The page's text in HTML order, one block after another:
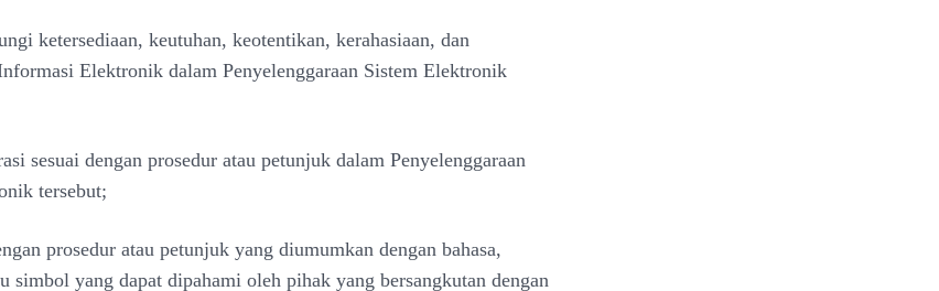
ketersediaan, keutuhan, keotentikan, kerahasiaan, dan
Elektronik dalam Penyelenggaraan Sistem Elektronik
sesuai dengan prosedur atau petunjuk dalam Penyelenggaraan
tersebut;
prosedur atau petunjuk yang diumumkan dengan bahasa,
simbol yang dapat dipahami oleh pihak yang bersangkutan dengan